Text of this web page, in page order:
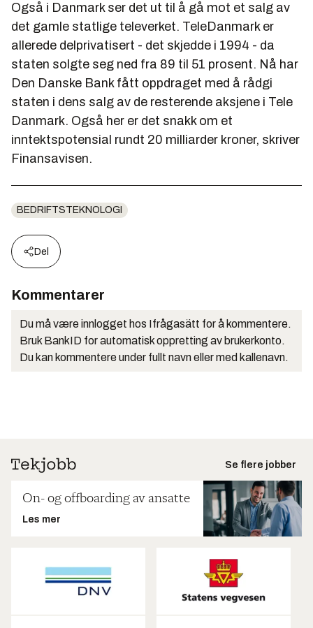
Også i Danmark ser det ut til å gå mot et salg av
det gamle statlige televerket. TeleDanmark er
allerede delprivatisert - det skjedde i 1994 - da
staten solgte seg ned fra 89 til 51 prosent. Nå har
Den Danske Bank fått oppdraget med å rådgi
staten i dens salg av de resterende aksjene i Tele
Danmark. Også her er det snakk om et
inntektspotensial rundt 20 milliarder kroner, skriver
Finansavisen.
BEDRIFTSTEKNOLOGI
Del
Kommentarer
Du må være innlogget hos Ifrågasätt for å kommentere.
Bruk BankID for automatisk oppretting av brukerkonto.
Du kan kommentere under fullt navn eller med kallenavn.
Se flere jobber
On- og offboarding av ansatte
Les mer